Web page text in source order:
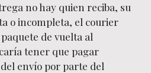
no hay quien reciba, su
o incompleta, el courier
de vuelta al
tener que pagar
envío por parte del